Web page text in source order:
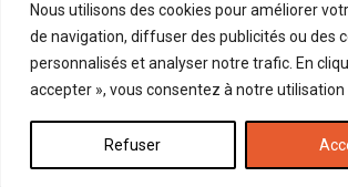
Nous utilisons des cookies pour améliorer
de navigation, diffuser des publicités ou des
personnalisés et analyser notre trafic. En
accepter », vous consentez à notre utilisation
Refuser
© 2026 Salon Habitat d'Alès |
réservés |Mentions légales|